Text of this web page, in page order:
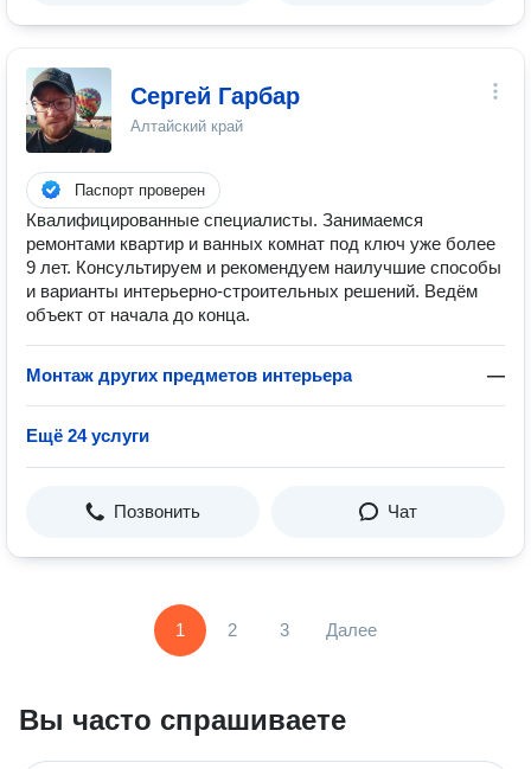
Сергей Гарбар
Алтайский край
Паспорт проверен
Квалифицированные специалисты. Занимаемся
ремонтами квартир и ванных комнат под ключ уже более
9 лет. Консультируем и рекомендуем наилучшие способы
и варианты интерьерно-строительных решений. Ведём
объект от начала до конца.
Монтаж других предметов интерьера —
Ещё 24 услуги
Позвонить Чат
1 2 3 Далее
Вы часто спрашиваете